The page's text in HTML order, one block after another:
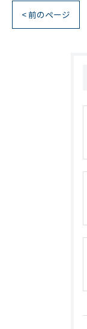
< 前のページ